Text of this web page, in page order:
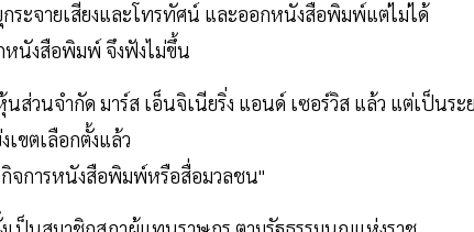
ระจายเสียงและโทรทัศน์ และออกหนังสือพิมพ์แต่ไม่ได้
หนังสือพิมพ์ จึงฟังไม่ขึ้น
วนจำกัด มาร์ส เอ็นจิเนียริ่ง แอนด์ เซอร์วิส แล้ว แต่เป็นระ
ขตเลือกตั้งแล้ว
จการหนังสือพิมพ์หรือสื่อมวลชน"